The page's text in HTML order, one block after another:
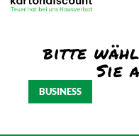
BUSINESS